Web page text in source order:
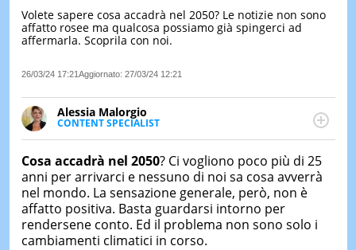
OGGI
Volete sapere cosa accadrà nel 2050? Le notizie non sono
affatto rosee ma qualcosa possiamo già spingerci ad
affermarla. Scoprila con noi.
26/03/24 17:21 Aggiornato: 27/03/24 12:21
Alessia Malorgio
CONTENT SPECIALIST
Ha conseguito un Master in Marketing Management
e Google Digital Training su Marketing digitale. Si
occupa della creazione di contenuti in ottica SEO e
dello sviluppo di strategie marketing attraverso
canali digitali.
Cosa accadrà nel 2050? Ci vogliono poco più di 25
anni per arrivarci e nessuno di noi sa cosa avverrà
nel mondo. La sensazione generale, però, non è
affatto positiva. Basta guardarsi intorno per
rendersene conto. Ed il problema non sono solo i
cambiamenti climatici in corso.